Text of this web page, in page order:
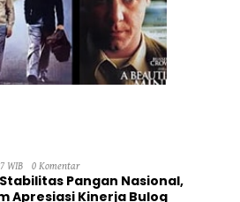
WIB 0 Komentar
Pangan Nasional,
Apresiasi Kinerja Bulog